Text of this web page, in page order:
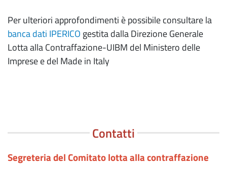
Per ulteriori approfondimenti è possibile consultare la
banca dati IPERICO gestita dalla Direzione Generale
Lotta alla Contraffazione-UIBM del Ministero delle
Imprese e del Made in Italy
Contatti
Segreteria del Comitato lotta alla contraffazione